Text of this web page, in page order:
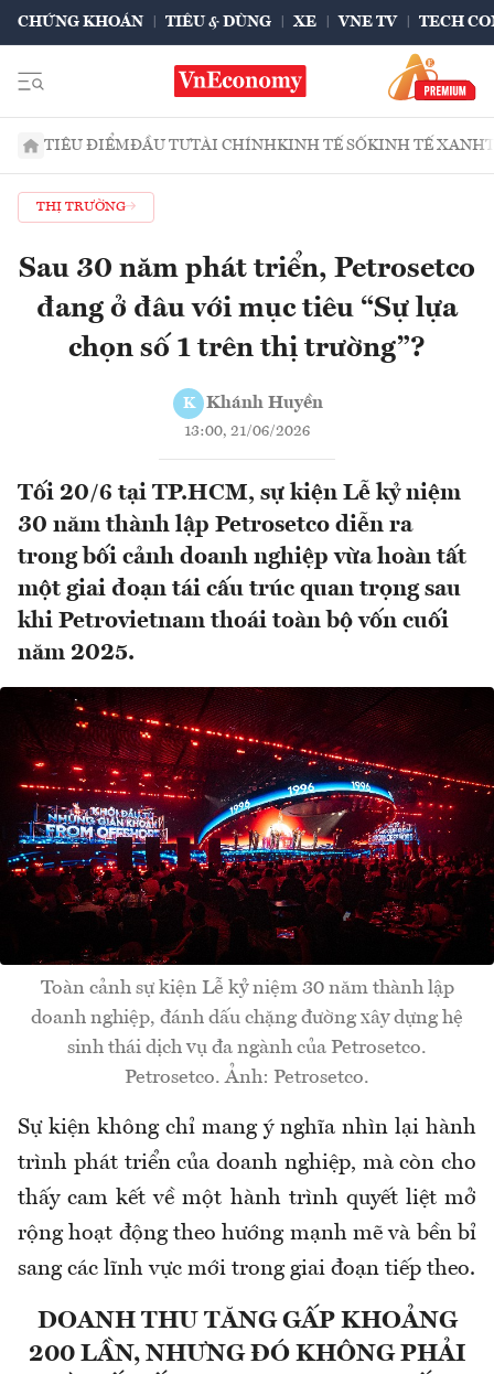
CHỨNG KHOÁN TIÊU & DÙNG XE VNE TV TECH
TIÊU ĐIỂMĐẦU TƯTÀI CHÍNHKINH TẾ SỐKINH TẾ XANH
THỊ TRƯỜNG
Sau 30 năm phát triển, Petrosetco
đang ở đâu với mục tiêu “Sự lựa
chọn số 1 trên thị trường”?
K Khánh Huyền
13:00, 21/06/2026
Tối 20/6 tại TP.HCM, sự kiện Lễ kỷ niệm
30 năm thành lập Petrosetco diễn ra
trong bối cảnh doanh nghiệp vừa hoàn tất
một giai đoạn tái cấu trúc quan trọng sau
khi Petrovietnam thoái toàn bộ vốn cuối
năm 2025.
Toàn cảnh sự kiện Lễ kỷ niệm 30 năm thành lập
doanh nghiệp, đánh dấu chặng đường xây dựng hệ
sinh thái dịch vụ đa ngành của Petrosetco.
Petrosetco. Ảnh: Petrosetco.
Sự kiện không chỉ mang ý nghĩa nhìn lại hành
trình phát triển của doanh nghiệp, mà còn cho
thấy cam kết về một hành trình quyết liệt mở
rộng hoạt động theo hướng mạnh mẽ và bền bỉ
sang các lĩnh vực mới trong giai đoạn tiếp theo.
DOANH THU TĂNG GẤP KHOẢNG
200 LẦN, NHƯNG ĐÓ KHÔNG PHẢI